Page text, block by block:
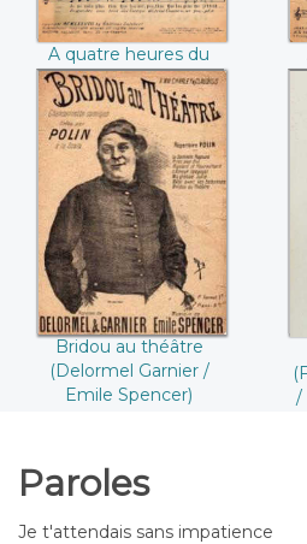
A quatre heures du
matin (Fernand
Rivers / Henry
Verdun)
Bridou au théâtre
(Delormel Garnier /
Emile Spencer)
Bridou au théâtre
(Delormel Garnier /
Emile Spencer)
/
Paroles
Je t'attendais sans impatience